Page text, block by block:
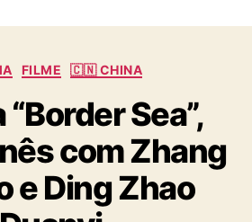
R
A
C
t
e
g
o
r
i
FILME 🇨🇳 CHINA
Sea”,
com Zhang
e Ding Zhao